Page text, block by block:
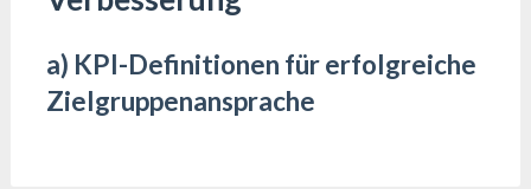
a) KPI-Definitionen für erfolgreiche
Zielgruppenansprache